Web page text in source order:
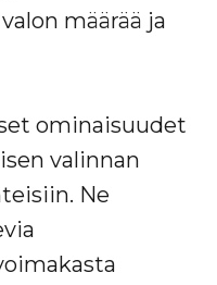
määrää ja
ominaisuudet
valinnan
Ne